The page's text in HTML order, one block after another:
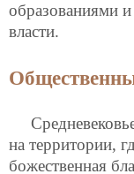
образованиями
власти.
на территории,
божественная